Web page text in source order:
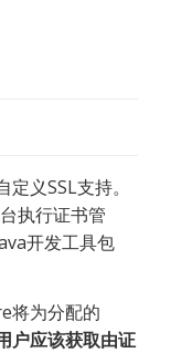
定义SSL支持。
执行证书管
开发工具包
将为分配的
户应该获取由证